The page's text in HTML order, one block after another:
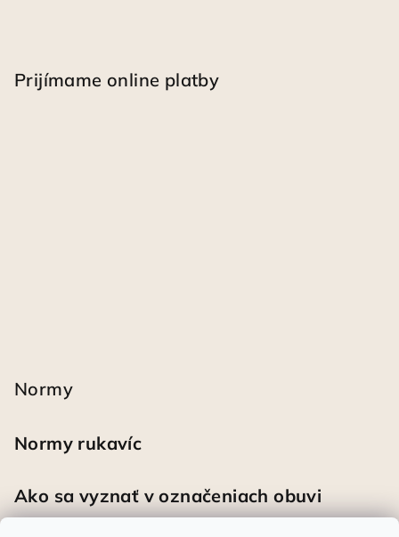
Prijímame online platby
Normy
Normy rukavíc
Ako sa vyznať v označeniach obuvi